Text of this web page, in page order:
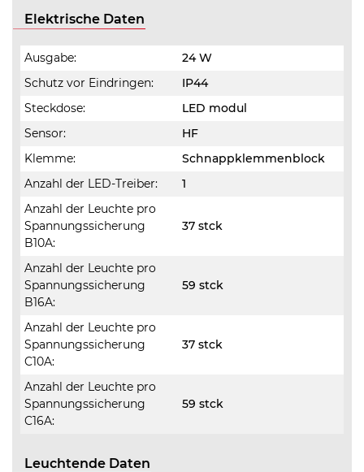
Elektrische Daten
Ausgabe:
24 W
Schutz vor Eindringen:
IP44
Steckdose:
LED modul
Sensor:
HF
Klemme:
Schnappklemmenblock
Anzahl der LED-Treiber:
1
Anzahl der Leuchte pro
Spannungssicherung
B10A:
37 stck
Anzahl der Leuchte pro
Spannungssicherung
B16A:
59 stck
Anzahl der Leuchte pro
Spannungssicherung
C10A:
37 stck
Anzahl der Leuchte pro
Spannungssicherung
C16A:
59 stck
Leuchtende Daten